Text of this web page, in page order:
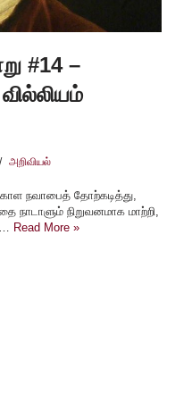
#14 –
அறிவியல்
நவாபைத் தோற்கடித்து,
நாடாளும் நிறுவனமாக மாற்றி,
Read More »